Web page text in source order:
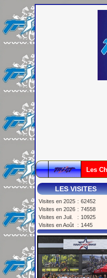
Les
LES VISITES
Visites en 2025 : 62452
Visites en 2026 : 74558
Visites en Juil.
: 10925
Visites en Août
: 1445